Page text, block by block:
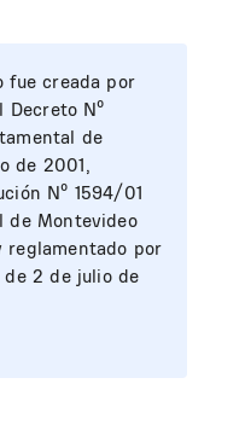
fue creada por
Nº
de
de 2001,
Nº 1594/01
de Montevideo
reglamentado por
de 2 de julio de